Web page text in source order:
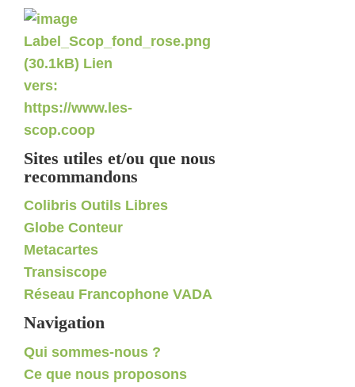
Sites utiles et/ou que nous
recommandons
Colibris Outils Libres
Globe Conteur
Metacartes
Transiscope
Réseau Francophone VADA
Navigation
Qui sommes-nous ?
Ce que nous proposons